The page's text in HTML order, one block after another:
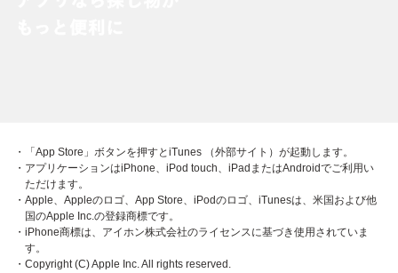
・「App Store」ボタンを押すとiTunes （外部サイト）が起動します。
・アプリケーションはiPhone、iPod touch、iPadまたはAndroidでご利用い
ただけます。
・Apple、Appleのロゴ、App Store、iPodのロゴ、iTunesは、米国および他
国のApple Inc.の登録商標です。
・iPhone商標は、アイホン株式会社のライセンスに基づき使用されていま
す。
・Copyright (C) Apple Inc. All rights reserved.